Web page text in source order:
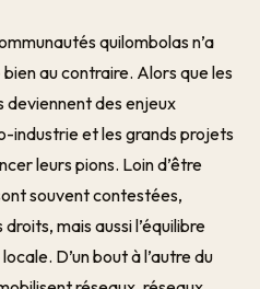
quilombolas n’a
au contraire. Alors que les
des enjeux
industrie et les grands projets
leurs pions. Loin d’être
souvent contestées,
mais aussi l’équilibre
D’un bout à l’autre du